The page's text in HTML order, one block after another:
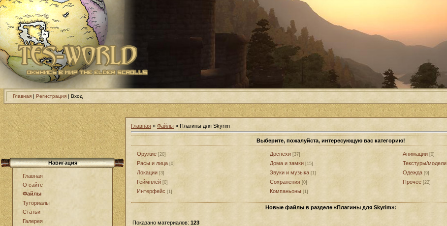
Главная | Регистрация | Вход
Навигация
Главная
О сайте
Файлы
Туториалы
Статьи
Галерея
Главная » Файлы » Плагины для Skyrim
Выберите, пожалуйста, интересующую вас категорию!
Оружие [20] Доспехи [37] Анимации [0]
Расы и лица [0] Дома и замки [15] Текстуры/модели
Локации [3] Звуки и музыка [1] Одежда [9]
Геймплей [0] Сохранения [0] Прочее [22]
Интерфейс [1] Компаньоны [1]
Новые файлы в разделе «Плагины для Skyrim»:
Показано материалов: 123